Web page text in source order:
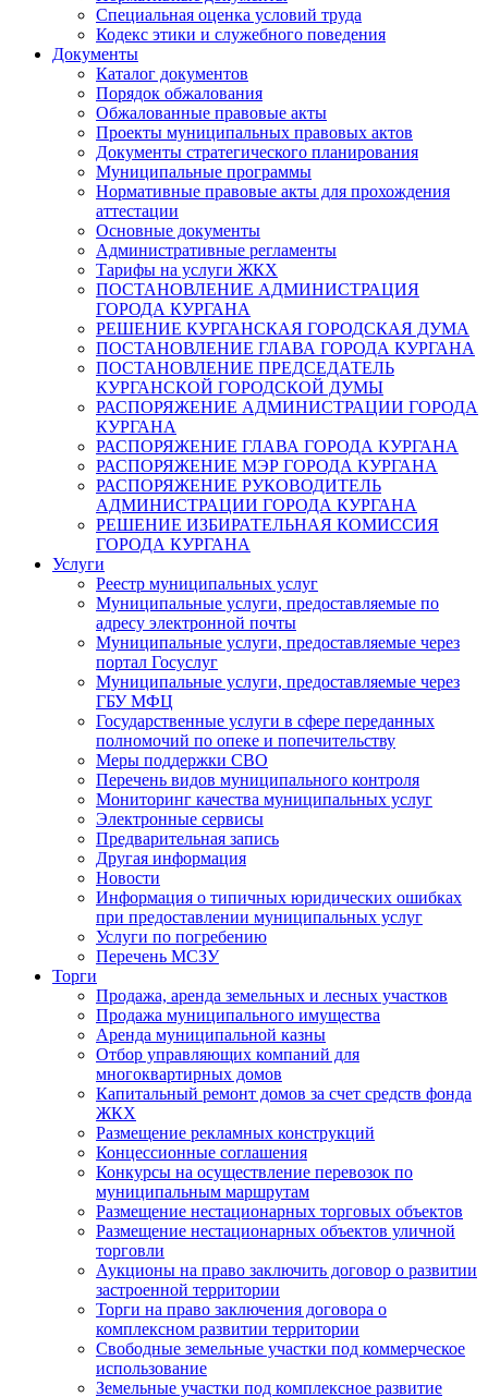
Специальная оценка условий труда
Кодекс этики и служебного поведения
Документы
Каталог документов
Порядок обжалования
Обжалованные правовые акты
Проекты муниципальных правовых актов
Документы стратегического планирования
Муниципальные программы
Нормативные правовые акты для прохождения
аттестации
Основные документы
Административные регламенты
Тарифы на услуги ЖКХ
ПОСТАНОВЛЕНИЕ АДМИНИСТРАЦИЯ
ГОРОДА КУРГАНА
РЕШЕНИЕ КУРГАНСКАЯ ГОРОДСКАЯ ДУМА
ПОСТАНОВЛЕНИЕ ГЛАВА ГОРОДА КУРГАНА
ПОСТАНОВЛЕНИЕ ПРЕДСЕДАТЕЛЬ
КУРГАНСКОЙ ГОРОДСКОЙ ДУМЫ
РАСПОРЯЖЕНИЕ АДМИНИСТРАЦИИ ГОРОДА
КУРГАНА
РАСПОРЯЖЕНИЕ ГЛАВА ГОРОДА КУРГАНА
РАСПОРЯЖЕНИЕ МЭР ГОРОДА КУРГАНА
РАСПОРЯЖЕНИЕ РУКОВОДИТЕЛЬ
АДМИНИСТРАЦИИ ГОРОДА КУРГАНА
РЕШЕНИЕ ИЗБИРАТЕЛЬНАЯ КОМИССИЯ
ГОРОДА КУРГАНА
Услуги
Реестр муниципальных услуг
Муниципальные услуги, предоставляемые по
адресу электронной почты
Муниципальные услуги, предоставляемые через
портал Госуслуг
Муниципальные услуги, предоставляемые через
ГБУ МФЦ
Государственные услуги в сфере переданных
полномочий по опеке и попечительству
Меры поддержки СВО
Перечень видов муниципального контроля
Мониторинг качества муниципальных услуг
Электронные сервисы
Предварительная запись
Другая информация
Новости
Информация о типичных юридических ошибках
при предоставлении муниципальных услуг
Услуги по погребению
Перечень МСЗУ
Торги
Продажа, аренда земельных и лесных участков
Продажа муниципального имущества
Аренда муниципальной казны
Отбор управляющих компаний для
многоквартирных домов
Капитальный ремонт домов за счет средств фонда
ЖКХ
Размещение рекламных конструкций
Концессионные соглашения
Конкурсы на осуществление перевозок по
муниципальным маршрутам
Размещение нестационарных торговых объектов
Размещение нестационарных объектов уличной
торговли
Аукционы на право заключить договор о развитии
застроенной территории
Торги на право заключения договора о
комплексном развитии территории
Свободные земельные участки под коммерческое
использование
Земельные участки под комплексное развитие